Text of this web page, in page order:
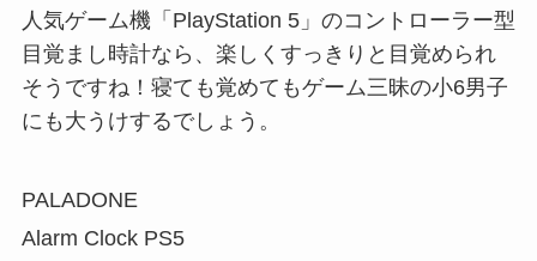
人気ゲーム機「PlayStation 5」のコントローラー型
目覚まし時計なら、楽しくすっきりと目覚められ
そうですね！寝ても覚めてもゲーム三昧の小6男子
にも大うけするでしょう。
PALADONE
Alarm Clock PS5